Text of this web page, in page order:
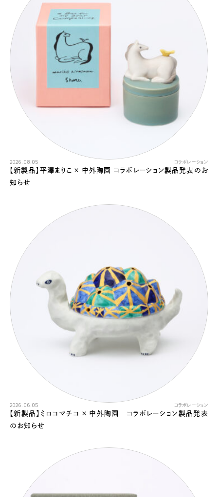
2026.08.05 コラボレーション
【新製品】平澤まりこ × 中外陶園 コラボレーション製品発表のお
知らせ
2026.06.05 コラボレーション
【新製品】ミロコマチコ × 中外陶園 コラボレーション製品発表
のお知らせ